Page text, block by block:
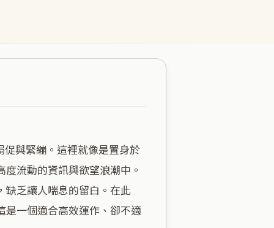
流動的資訊與欲望浪潮中。
缺乏讓人喘息的留白。在此
是一個適合高效運作、卻不適